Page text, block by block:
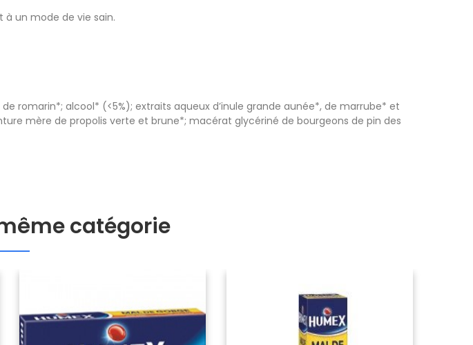
un mode de vie sain.
romarin*; alcool* (<5%); extraits aqueux d’inule grande aunée*, de marrube* et
mère de propolis verte et brune*; macérat glycériné de bourgeons de pin des
catégorie